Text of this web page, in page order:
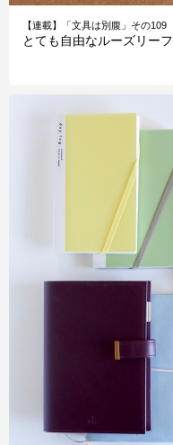
【連載】「文具は別腹」その109
とても自由なルーズリーフ